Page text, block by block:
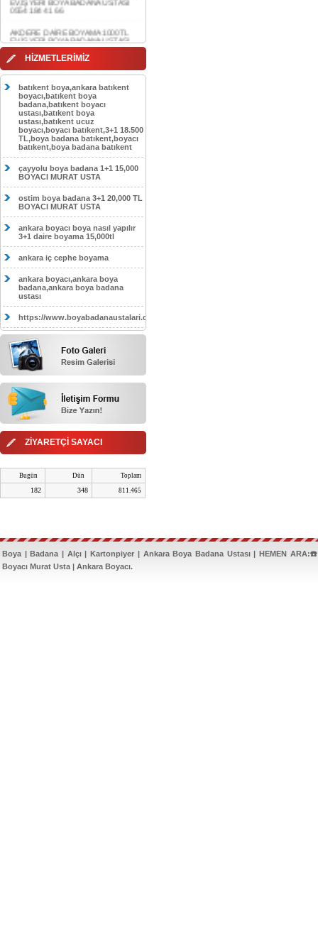
AKDERE DAİRE BOYAMA 1000TL
EV,İŞYERİ BOYA BADANA USTASI
CEBECİ DAİRE BOYAMA 1000TL
EV,İŞYERİ BOYA BADANA USTASI
0554 184 41 66
EV,İŞYERİ BOYA BADANA USTASI
0554 184 41 66
GÖLBAŞI DAİRE BOYAMA 1000TL
EV,İŞYERİ BOYA BADANA USTASI
0554 184 41 66
SOKULLU DAİRE BOYAMA 1000TL
EV,İŞYERİ BOYA BADANA USTASI
0554 184 41 66
HİZMETLERİMİZ
batıkent boya,ankara batıkent
boyacı,batıkent boya
badana,batıkent boyacı
ustası,batıkent boya
ustası,batıkent ucuz
boyacı,boyacı batıkent,3+1 18.500
TL,boya badana batıkent,boyacı
batıkent,boya badana batıkent
çayyolu boya badana 1+1 15,000
BOYACI MURAT USTA
ostim boya badana 3+1 20,000 TL
BOYACI MURAT USTA
ankara boyacı boya nasıl yapılır
3+1 daire boyama 15,000tl
ankara iç cephe boyama
ankara boyacı,ankara boya
badana,ankara boya badana
ustası
https://www.boyabadanaustalari.com/
ZİYARETÇİ SAYACI
Bugün Dün Toplam
182 348 811.465
Boya | Badana | Alçı | Kartonpiyer | Ankara Boya Badana Ustası | HEMEN
Boyacı Murat Usta | Ankara Boyacı.